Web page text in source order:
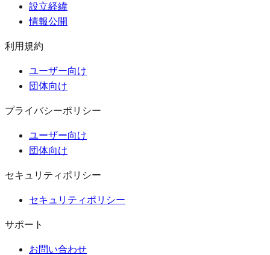
設立経緯
情報公開
利用規約
ユーザー向け
団体向け
プライバシーポリシー
ユーザー向け
団体向け
セキュリティポリシー
セキュリティポリシー
サポート
お問い合わせ